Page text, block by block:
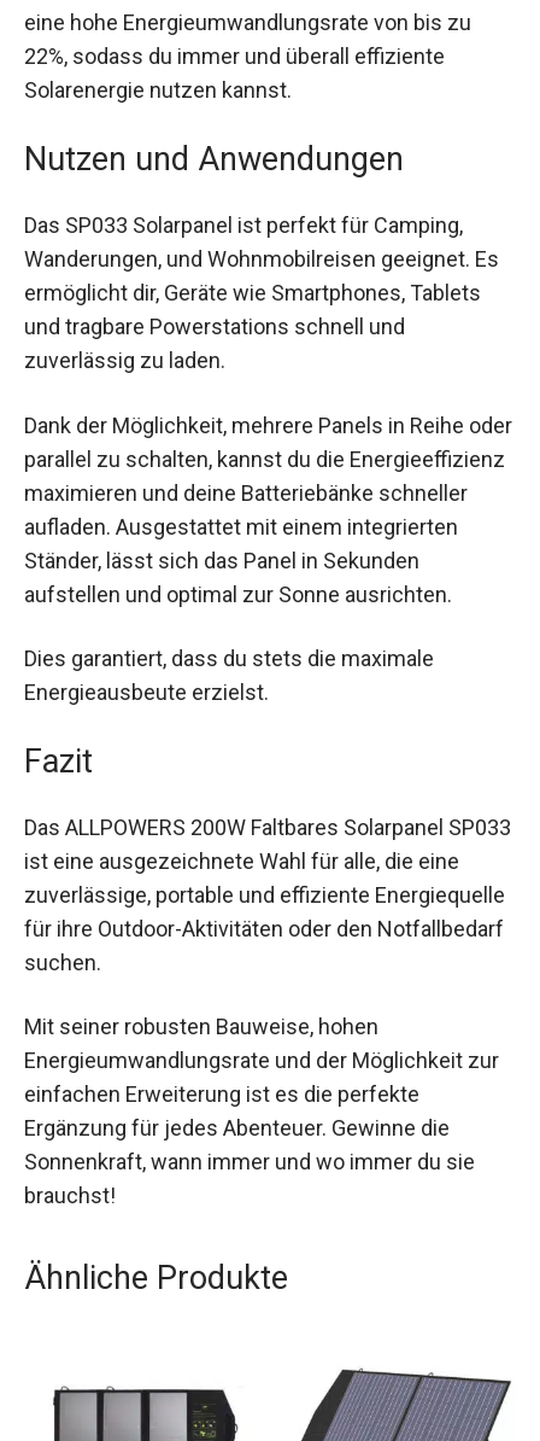
eine hohe Energieumwandlungsrate von bis zu
22%, sodass du immer und überall effiziente
Solarenergie nutzen kannst.
Nutzen und Anwendungen
Das SP033 Solarpanel ist perfekt für Camping,
Wanderungen, und Wohnmobilreisen geeignet. Es
ermöglicht dir, Geräte wie Smartphones, Tablets
und tragbare Powerstations schnell und
zuverlässig zu laden.
Dank der Möglichkeit, mehrere Panels in Reihe oder
parallel zu schalten, kannst du die Energieeffizienz
maximieren und deine Batteriebänke schneller
aufladen. Ausgestattet mit einem integrierten
Ständer, lässt sich das Panel in Sekunden
aufstellen und optimal zur Sonne ausrichten.
Dies garantiert, dass du stets die maximale
Energieausbeute erzielst.
Fazit
Das ALLPOWERS 200W Faltbares Solarpanel SP033
ist eine ausgezeichnete Wahl für alle, die eine
zuverlässige, portable und effiziente Energiequelle
für ihre Outdoor-Aktivitäten oder den Notfallbedarf
suchen.
Mit seiner robusten Bauweise, hohen
Energieumwandlungsrate und der Möglichkeit zur
einfachen Erweiterung ist es die perfekte
Ergänzung für jedes Abenteuer. Gewinne die
Sonnenkraft, wann immer und wo immer du sie
brauchst!
Ähnliche Produkte